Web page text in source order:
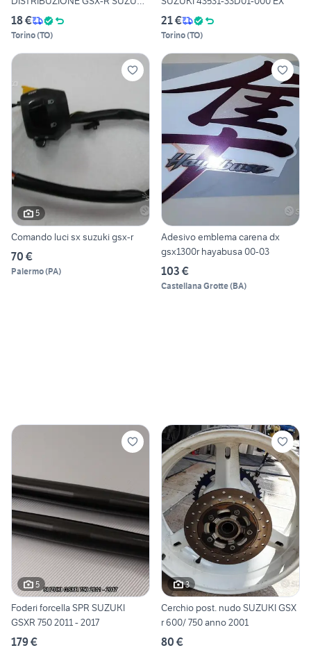
12
18 €
Torino(TO)
21 €
Torino(TO)
5
Comando luci sx suzuki gsx-r
70 €
Palermo(PA)
Adesivo emblema carena dx
gsx1300r hayabusa 00-03
103 €
Castellana Grotte(BA)
5
Foderi forcella SPR SUZUKI
GSXR 750 2011 - 2017
179 €
3
Cerchio post. nudo SUZUKI GSX
r 600/ 750 anno 2001
80 €